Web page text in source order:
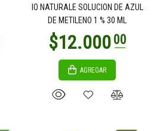
IO NATURALE SOLUCION DE AZUL
DE METILENO 1 % 30 ML
AGREGAR